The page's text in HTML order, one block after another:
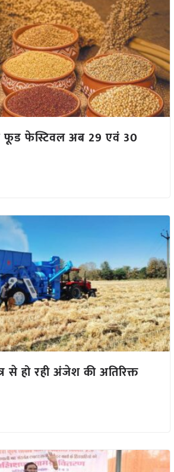
फूड फेस्टिवल अब 29 एवं 30
हो रही अंजेश की अतिरिक्त